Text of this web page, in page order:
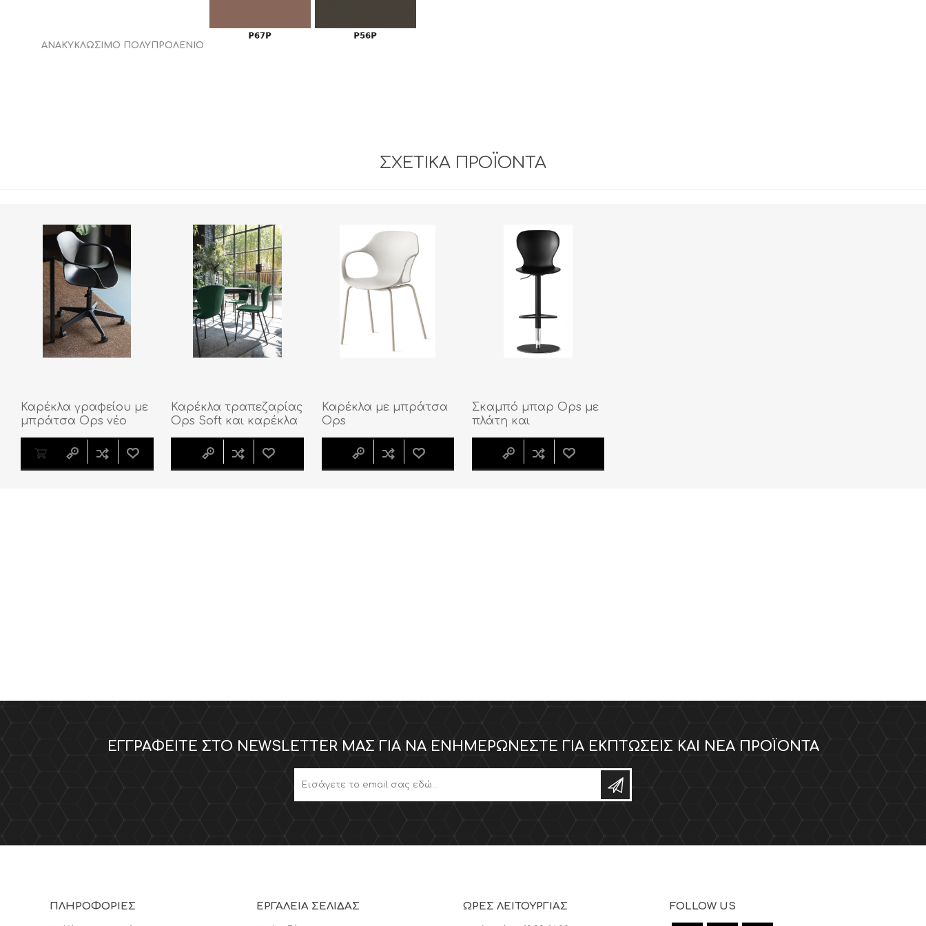
ΑΝΑΚΥΚΛΩΣΙΜΟ ΠΟΛΥΠΡΟΛΕΝΙΟ
ΣΧΕΤΙΚΆ ΠΡΟΪΌΝΤΑ
Καρέκλα γραφείου με
μπράτσα Ops νέο
πόδι
Καρέκλα τραπεζαρίας
Ops Soft και καρέκλα
Ops
Καρέκλα με μπράτσα
Ops
Σκαμπό μπαρ Ops με
πλάτη και
ρυθμιζόμενο ύψος
ΕΓΓΡΑΦΕΊΤΕ ΣΤΟ NEWSLETTER ΜΑΣ ΓΙΑ ΝΑ ΕΝΗΜΕΡΏΝΕΣΤΕ ΓΙΑ ΕΚΠΤΏΣΕΙΣ ΚΑΙ ΝΈΑ ΠΡΟΪΌΝΤΑ
ΠΛΗΡΟΦΟΡΊΕΣ ΕΡΓΑΛΕΊΑ ΣΕΛΊΔΑΣ ΩΡΕΣ ΛΕΙΤΟΥΡΓΙΑΣ FOLLOW US